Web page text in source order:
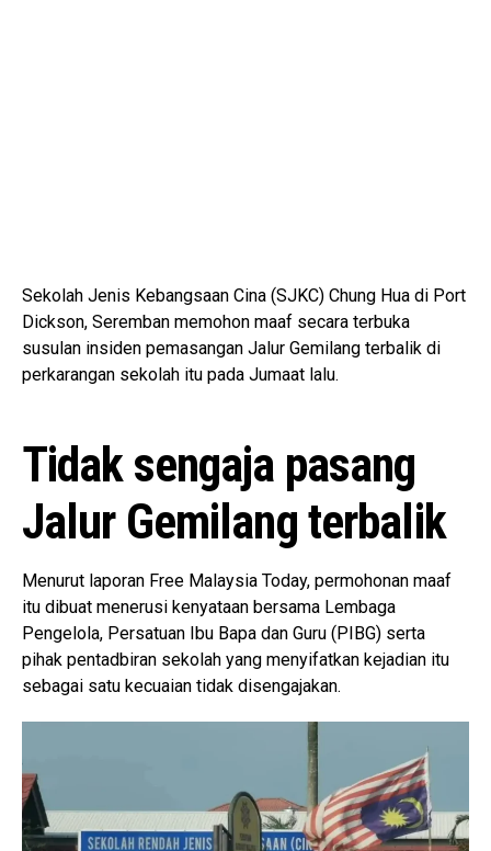
Sekolah Jenis Kebangsaan Cina (SJKC) Chung Hua di Port
Dickson, Seremban memohon maaf secara terbuka
susulan insiden pemasangan Jalur Gemilang terbalik di
perkarangan sekolah itu pada Jumaat lalu.
Tidak sengaja pasang
Jalur Gemilang terbalik
Menurut laporan Free Malaysia Today, permohonan maaf
itu dibuat menerusi kenyataan bersama Lembaga
Pengelola, Persatuan Ibu Bapa dan Guru (PIBG) serta
pihak pentadbiran sekolah yang menyifatkan kejadian itu
sebagai satu kecuaian tidak disengajakan.